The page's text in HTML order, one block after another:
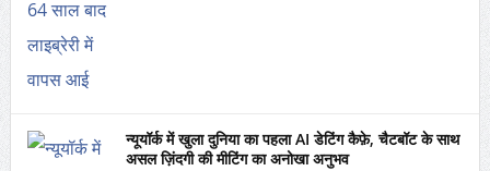
न्यूयॉर्क में खुला दुनिया का पहला AI डेटिंग कैफ़े, चैटबॉट के साथ
असल ज़िंदगी की मीटिंग का अनोखा अनुभव